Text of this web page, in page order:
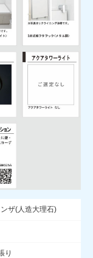
ザ(人造大理石)
り